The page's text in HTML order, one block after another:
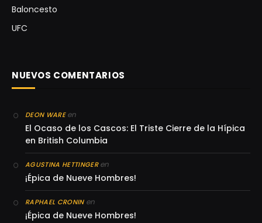
Baloncesto
UFC
NUEVOS COMENTARIOS
DEON WAREen
El Ocaso de los Cascos: El Triste Cierre de la Hípica
en British Columbia
AGUSTINA HETTINGERen
¡Épica de Nueve Hombres!
RAPHAEL CRONINen
¡Épica de Nueve Hombres!